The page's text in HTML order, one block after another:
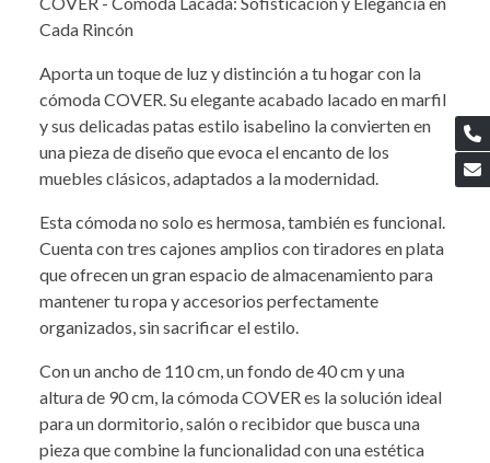
Cada Rincón
Aporta un toque de luz y distinción a tu hogar con la
cómoda COVER. Su elegante acabado lacado en marfil
y sus delicadas patas estilo isabelino la convierten en
una pieza de diseño que evoca el encanto de los
muebles clásicos, adaptados a la modernidad.
Esta cómoda no solo es hermosa, también es funcional.
Cuenta con tres cajones amplios con tiradores en plata
que ofrecen un gran espacio de almacenamiento para
mantener tu ropa y accesorios perfectamente
organizados, sin sacrificar el estilo.
Con un ancho de 110 cm, un fondo de 40 cm y una
altura de 90 cm, la cómoda COVER es la solución ideal
para un dormitorio, salón o recibidor que busca una
pieza que combine la funcionalidad con una estética